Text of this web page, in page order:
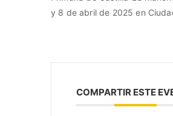
y 8 de abril de 2025 en
COMPARTIR ESTE